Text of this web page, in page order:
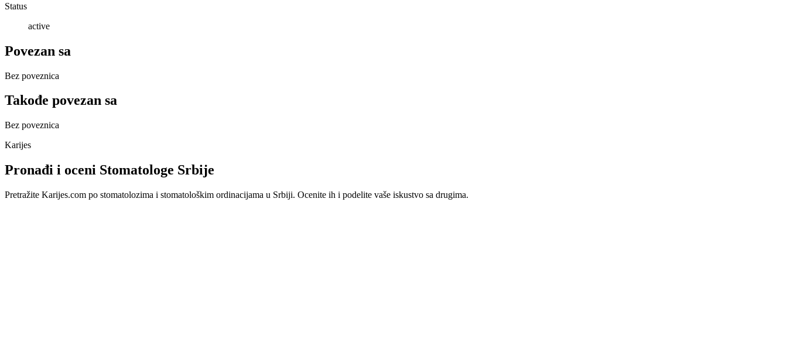
Status
active
Povezan sa
Bez poveznica
Takođe povezan sa
Bez poveznica
Karijes
Pronađi i oceni Stomatologe Srbije
Pretražite Karijes.com po stomatolozima i stomatološkim ordinacijama u Srbiji. Ocenite ih i podelite vaše iskustvo sa drugima.